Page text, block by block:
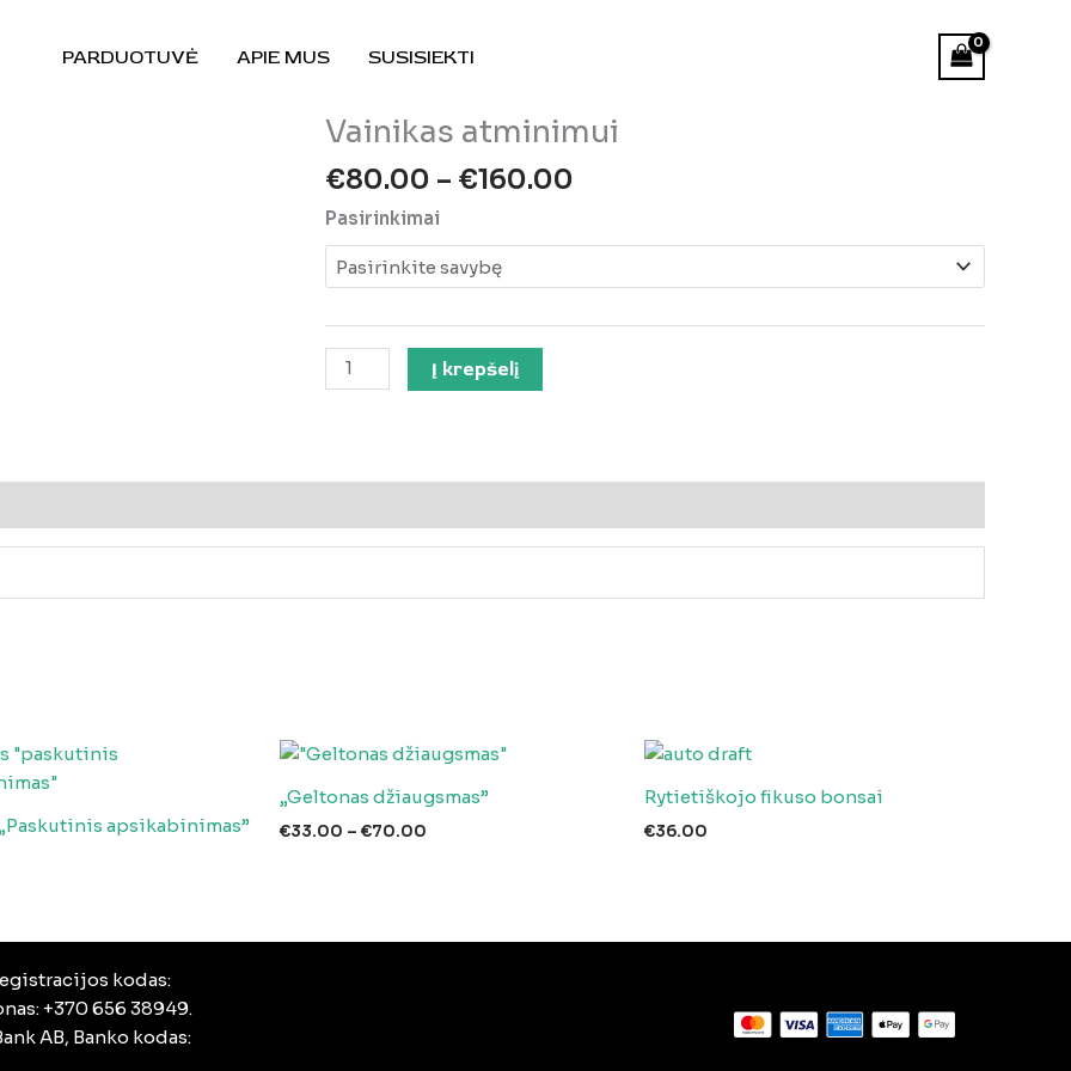
PARDUOTUVĖ APIE MUS SUSISIEKTI
Vainikas atminimui
€80.00 – €160.00
€80.00
€160.00
Pasirinkimai
produkto
kiekis:
Į krepšelį
apsikabinimas”
„Geltonas džiaugsmas”
€33.00 – €70.00
Rytietiškojo fikuso bonsai
€36.00
kodas:
+370 656 38949.
AB, Banko kodas: